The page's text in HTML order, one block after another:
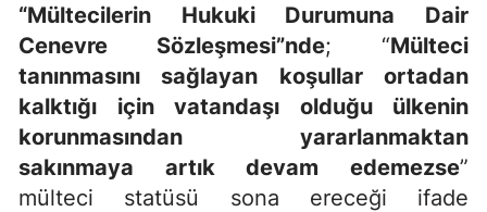
“Mültecilerin Hukuki Durumuna Dair
Cenevre Sözleşmesi”nde; “Mülteci
tanınmasını sağlayan koşullar ortadan
kalktığı için vatandaşı olduğu ülkenin
korunmasından yararlanmaktan
sakınmaya artık devam edemezse”
mülteci statüsü sona ereceği ifade